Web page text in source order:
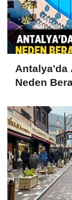
Antalya'da
Neden